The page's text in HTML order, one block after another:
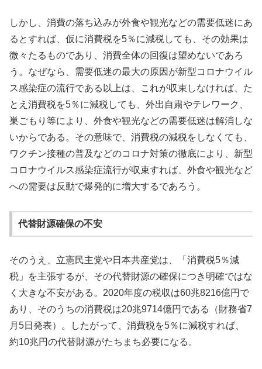
しかし、消費の落ち込みが外食や観光などの需要低迷にあ
るとすれば、仮に消費税を5％に減税しても、その効果は
微々たるものであり、消費全体の回復は望めないであろ
う。なぜなら、需要低迷の最大の原因が新型コロナウイル
ス感染症の流行である以上は、これが収束しなければ、た
とえ消費税を5％に減税しても、外出自粛やテレワーク、
巣ごもり等により、外食や観光などの需要低迷は解消しな
いからである。その意味で、消費税の減税をしなくても、
ワクチン接種の普及などのコロナ対策の徹底により、新型
コロナウイルス感染症流行が収束すれば、外食や観光など
への需要は反動で爆発的に増大するであろう。
代替財源確保の不安
そのうえ、立憲民主党や日本共産党は、「消費税5％減
税」を主張するが、その代替財源の確保につき明確ではな
く大きな不安がある。2020年度の税収は60兆8216億円で
あり、そのうちの消費税は20兆9714億円である（財務省7
月5日発表）。したがって、消費税を5％に減税すれば、
約10兆円の代替財源がたちまち必要になる。